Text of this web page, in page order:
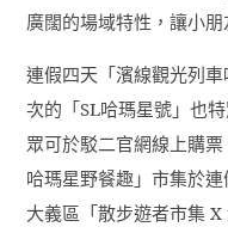
廣闊的場域特性，讓小朋
連假四天「濱線觀光列
次的「SL哈瑪星號」也
眾可於駁二官網線上購
哈瑪星野餐趣」市集於
大義區「散步遊者市集 X